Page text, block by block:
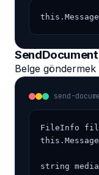
Belge
send-
FileInfo file
string